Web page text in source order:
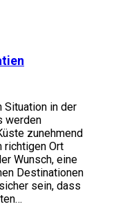
Situation in der
werden
zunehmend
richtigen Ort
Wunsch, eine
Destinationen
sein, dass